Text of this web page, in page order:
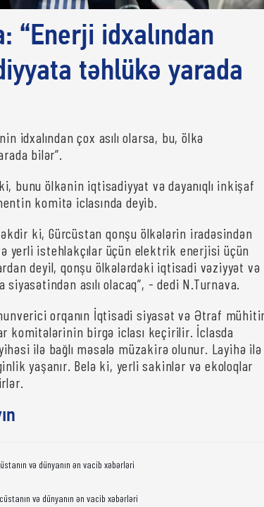
“Enerji idxalından
təhlükə yarada
idxalından çox asılı olarsa, bu, ölkə
bilər”.
bunu ölkənin iqtisadiyyat və dayanıqlı inkişaf
komitə iclasında deyib.
ki, Gürcüstan qonşu ölkələrin iradəsindən
yerli istehlakçılar üçün elektrik enerjisi üçün
deyil, qonşu ölkələrdəki iqtisadi vəziyyət və
siyasətindən asılı olacaq”, - dedi N.Turnava.
orqanın İqtisadi siyasət və Ətraf
komitələrinin birgə iclası keçirilir. İclasda
ilə bağlı məsələ müzakirə olunur. Layihə ilə
yaşanır. Belə ki, yerli sakinlər və ekoloqlar
və dünyanın ən vacib xəbərləri
və dünyanın ən vacib xəbərləri